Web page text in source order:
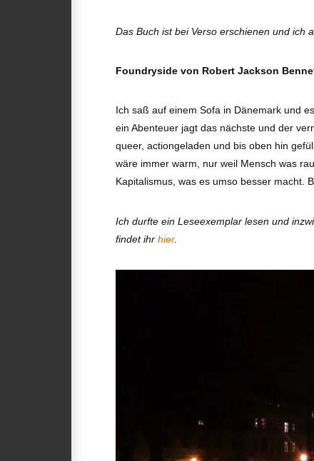
Das Buch ist bei Verso erschienen und ich
Foundryside von Robert Jackson
Ich saß auf einem Sofa in Dänemark und
ein Abenteuer jagt das nächste und der
queer, actiongeladen und bis oben hin
wäre immer warm, nur weil Mensch was
Kapitalismus, was es umso besser macht.
Ich durfte ein Leseexemplar lesen und
findet ihrhier.